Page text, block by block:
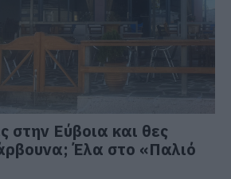
στην Εύβοια και θες
Έλα στο «Παλιό